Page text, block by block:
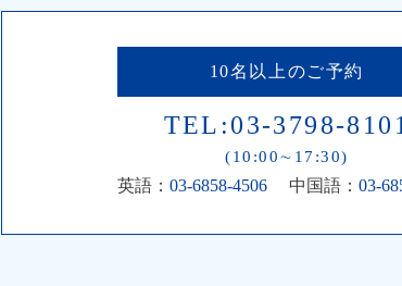
10名以上のご予約
TEL:03-3798-8101
(10:00∼17:30)
英語： 03-6858-4506 中国語： 03-